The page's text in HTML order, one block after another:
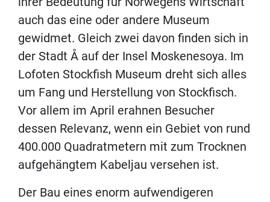
auch das eine oder andere Museum
gewidmet. Gleich zwei davon finden sich in
der Stadt Å auf der Insel Moskenesoya. Im
Lofoten Stockfish Museum dreht sich alles
um Fang und Herstellung von Stockfisch.
Vor allem im April erahnen Besucher
dessen Relevanz, wenn ein Gebiet von rund
400.000 Quadratmetern mit zum Trocknen
aufgehängtem Kabeljau versehen ist.
Der Bau eines enorm aufwendigeren